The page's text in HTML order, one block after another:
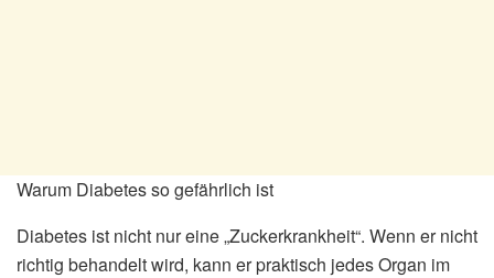
Warum Diabetes so gefährlich ist
Diabetes ist nicht nur eine „Zuckerkrankheit“. Wenn er nicht
richtig behandelt wird, kann er praktisch jedes Organ im